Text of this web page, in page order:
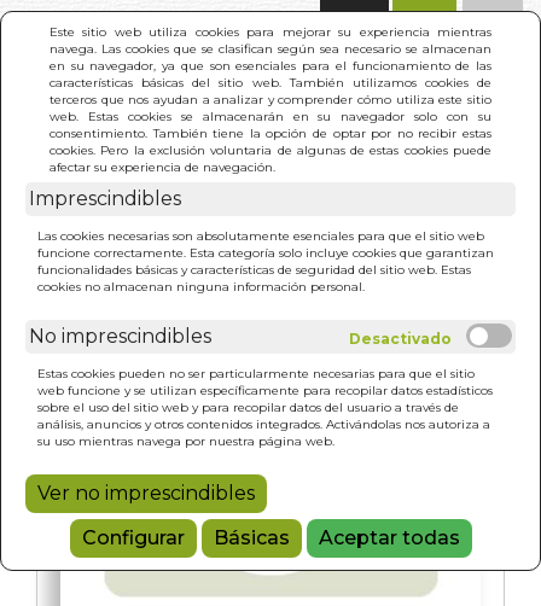
Este sitio web utiliza cookies para mejorar su experiencia mientras
navega. Las cookies que se clasifican según sea necesario se almacenan
en su navegador, ya que son esenciales para el funcionamiento de las
características básicas del sitio web. También utilizamos cookies de
terceros que nos ayudan a analizar y comprender cómo utiliza este sitio
web. Estas cookies se almacenarán en su navegador solo con su
consentimiento. También tiene la opción de optar por no recibir estas
cookies. Pero la exclusión voluntaria de algunas de estas cookies puede
afectar su experiencia de navegación.
Imprescindibles
Las cookies necesarias son absolutamente esenciales para que el sitio web
funcione correctamente. Esta categoría solo incluye cookies que garantizan
funcionalidades básicas y características de seguridad del sitio web. Estas
cookies no almacenan ninguna información personal.
No imprescindibles
Estas cookies pueden no ser particularmente necesarias para que el sitio
web funcione y se utilizan específicamente para recopilar datos estadísticos
sobre el uso del sitio web y para recopilar datos del usuario a través de
análisis, anuncios y otros contenidos integrados. Activándolas nos autoriza a
su uso mientras navega por nuestra página web.
Ver no imprescindibles
Configurar
Básicas Aceptar todas
INICIO > MAGIA NATURAL